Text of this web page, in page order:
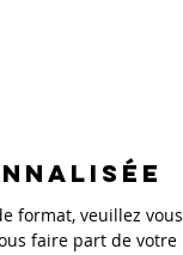
format, veuillez vous
faire part de votre